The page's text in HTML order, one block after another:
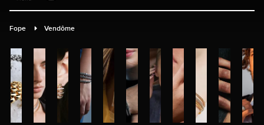
Fope Vendôme